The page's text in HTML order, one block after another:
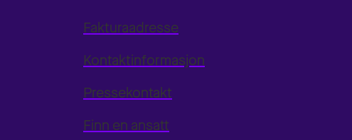
Fakturaadresse
Kontaktinformasjon
Pressekontakt
Finn en ansatt